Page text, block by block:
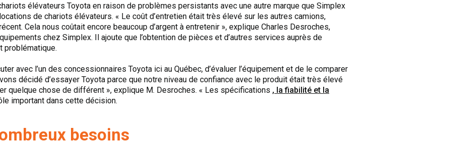
élévateurs Toyota en raison de problèmes persistants avec une autre marque que Simplex
de chariots élévateurs. « Le coût d’entretien était très élevé sur les autres camions,
Cela nous coûtait encore beaucoup d’argent à entretenir », explique Charles Desroches,
chez Simplex. Il ajoute que l’obtention de pièces et d’autres services auprès de
problématique.
avec l’un des concessionnaires Toyota ici au Québec, d’évaluer l’équipement et de le comparer
décidé d’essayer Toyota parce que notre niveau de confiance avec le produit était très élevé
quelque chose de différent », explique M. Desroches. « Les spécifications , la fiabilité et la
important dans cette décision.
besoins